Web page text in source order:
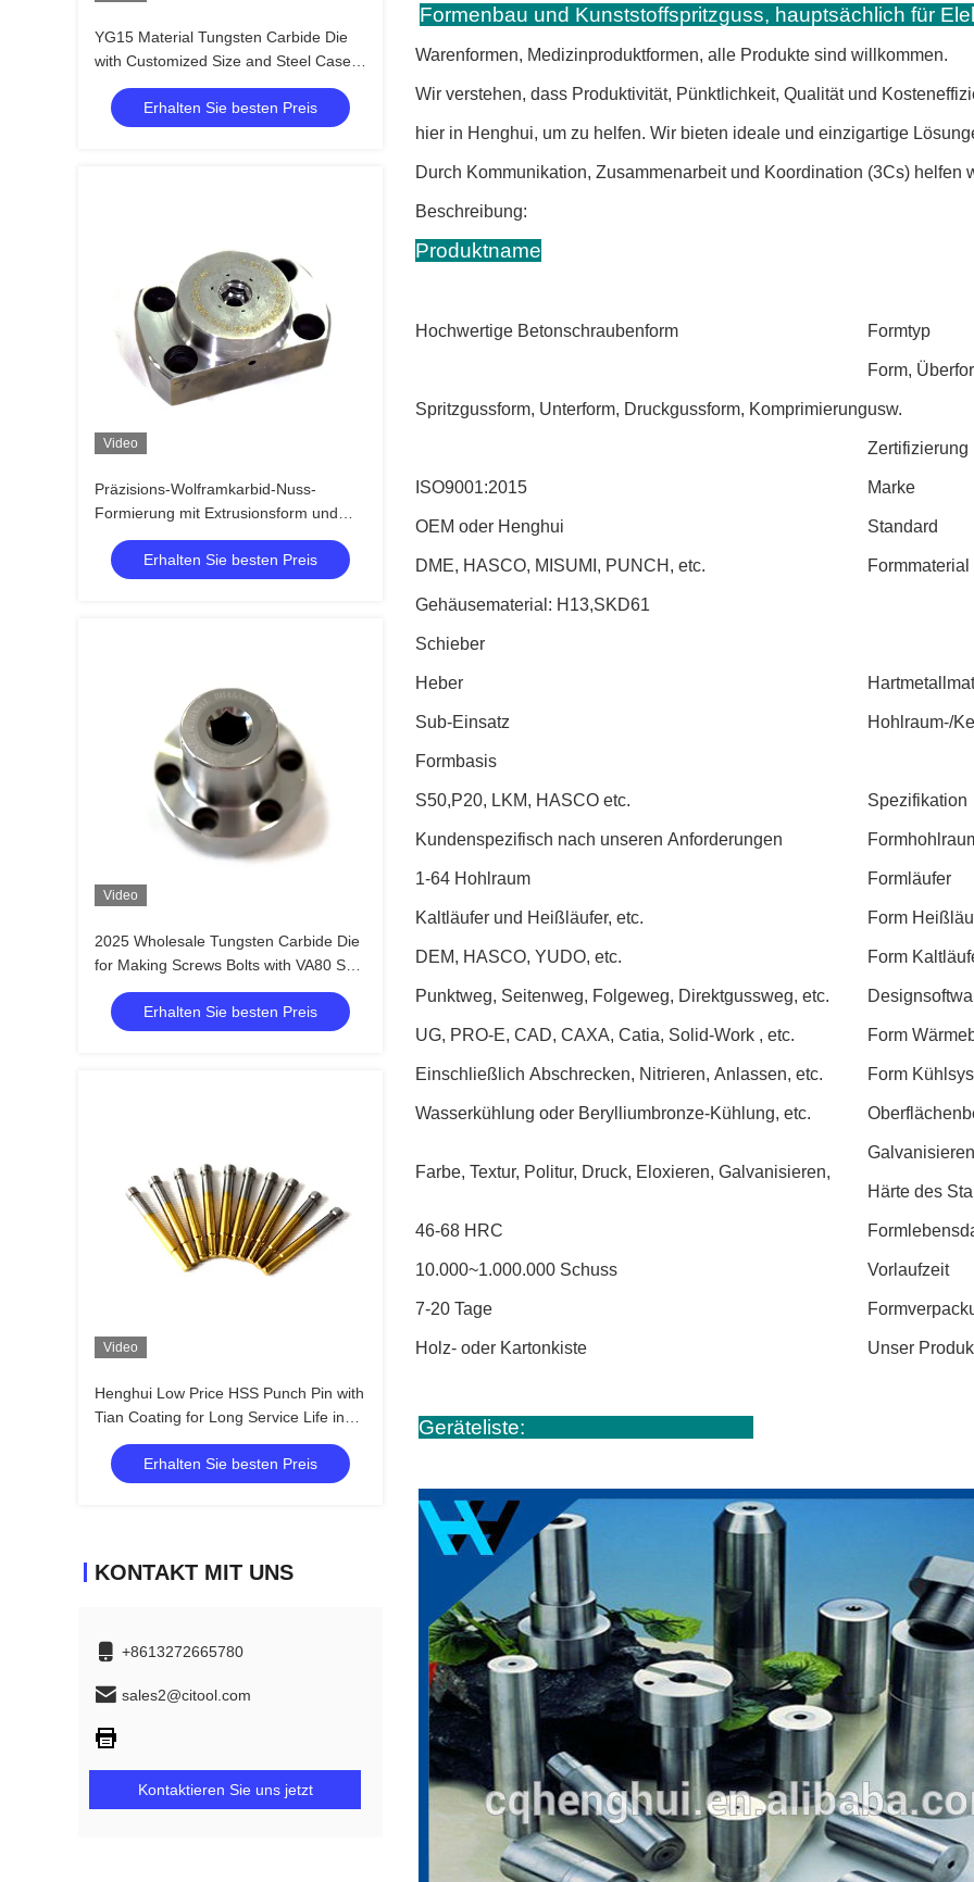
YG15 Material Tungsten Carbide Die
with Customized Size and Steel Case
for Screw Making
Erhalten Sie besten Preis
Video
Präzisions-Wolframkarbid-Nuss-
Formierung mit Extrusionsform und
Karbidmaterial für individuelle
Anwendungen
Erhalten Sie besten Preis
Video
2025 Wholesale Tungsten Carbide Die
for Making Screws Bolts with VA80 ST7
ST6 KG5 KG6 Materials and +/-0.01
ToleranceErhalten Sie besten Preis
Video
Henghui Low Price HSS Punch Pin with
Tian Coating for Long Service Life in
Screw Making
Erhalten Sie besten Preis
KONTAKT MIT UNS
+8613272665780
sales2@citool.com
Kontaktieren Sie uns jetzt
Formenbau und Kunststoffspritzguss, hauptsächlich für
Warenformen, Medizinproduktformen, alle Produkte sind willkommen.
Wir verstehen, dass Produktivität, Pünktlichkeit, Qualität und
hier in Henghui, um zu helfen. Wir bieten ideale und einzigartige
Durch Kommunikation, Zusammenarbeit und Koordination (3Cs) helfen
Beschreibung:
Produktname
Hochwertige Betonschraubenform Formtyp
Spritzgussform, Unterform, Druckgussform, Komprimierung
Form,
usw.
Zertifizierung
ISO9001:2015 Marke
OEM oder Henghui Standard
DME, HASCO, MISUMI, PUNCH, etc. Formmaterial
Gehäusematerial: H13,SKD61
Hohlraum-/
Schieber
Heber
Sub-Einsatz
Formbasis
S50,P20, LKM, HASCO etc. Spezifikation
Kundenspezifisch nach unseren Anforderungen
1-64 Hohlraum Formläufer
Kaltläufer und Heißläufer, etc. Form
DEM, HASCO, YUDO, etc. Form
Punktweg, Seitenweg, Folgeweg, Direktgussweg, etc.
UG, PRO-E, CAD, CAXA, Catia, Solid-Work , etc. Form
Einschließlich Abschrecken, Nitrieren, Anlassen, etc. Form
Wasserkühlung oder Berylliumbronze-Kühlung, etc.
Farbe, Textur, Politur, Druck, Eloxieren, Galvanisieren,
Galvanisieren
Härte des
46-68 HRC
10.000~1.000.000 Schuss Vorlaufzeit
7-20 Tage
Holz- oder Kartonkiste
Geräteliste: